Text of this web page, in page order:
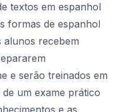
textos em espanhol
formas de espanhol
alunos recebem
e serão treinados em
um exame prático
e as